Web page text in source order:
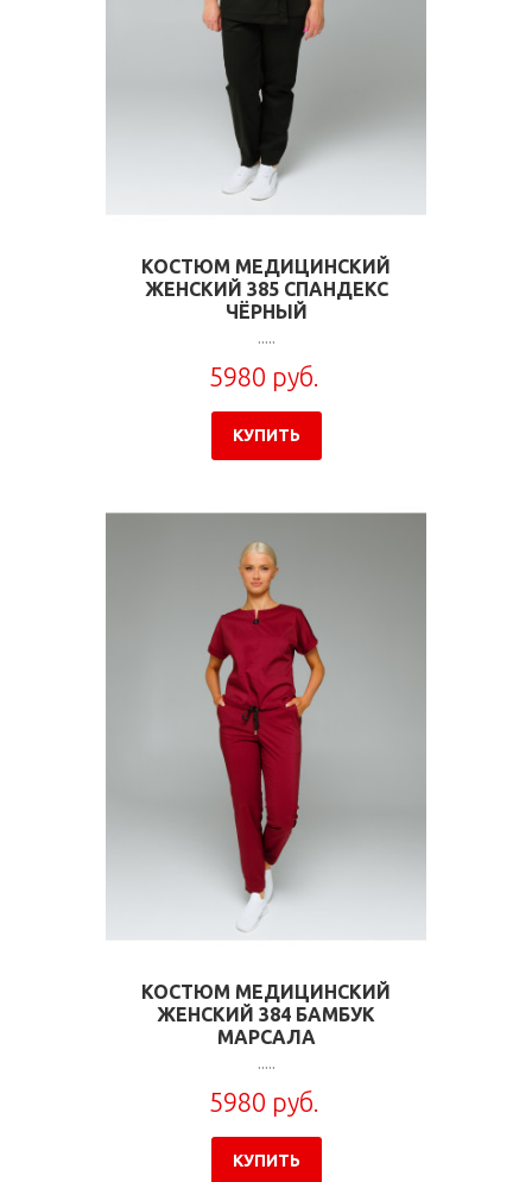
КОСТЮМ МЕДИЦИНСКИЙ
ЖЕНСКИЙ 385 СПАНДЕКС
ЧЁРНЫЙ
.....
5980 руб.
КУПИТЬ
КОСТЮМ МЕДИЦИНСКИЙ
ЖЕНСКИЙ 384 БАМБУК
МАРСАЛА
.....
5980 руб.
КУПИТЬ